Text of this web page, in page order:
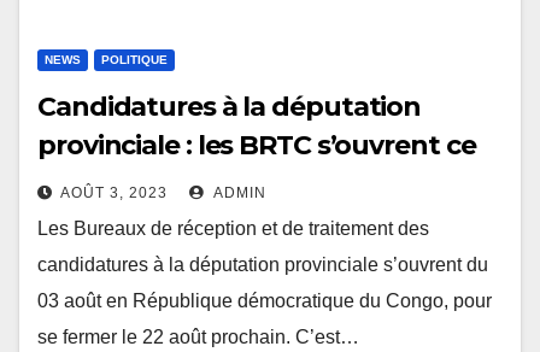
NEWS POLITIQUE
Candidatures à la députation
provinciale : les BRTC s’ouvrent ce
03 août
AOÛT 3, 2023 ADMIN
Les Bureaux de réception et de traitement des
candidatures à la députation provinciale s’ouvrent du
03 août en République démocratique du Congo, pour
se fermer le 22 août prochain. C’est…